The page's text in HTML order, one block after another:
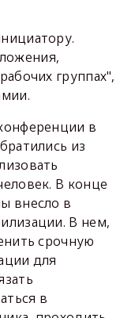
группах",
в
из
В конце
внесло в
В нем,
срочную
для
в